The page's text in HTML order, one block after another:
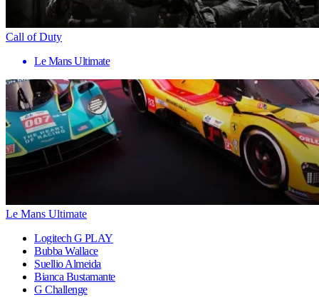
Call of Duty
Le Mans Ultimate
Le Mans Ultimate
Logitech G PLAY
Bubba Wallace
Suellio Almeida
Bianca Bustamante
G Challenge